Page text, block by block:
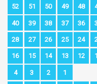
52 51 50 49 48
40 39 38 37 36
28 27 26 25 24
16 15 14 13 12
4 3 2 1